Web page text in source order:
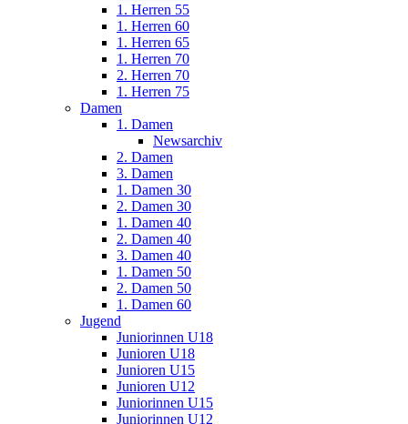
1. Herren 55
1. Herren 60
1. Herren 65
1. Herren 70
2. Herren 70
1. Herren 75
Damen
1. Damen
Newsarchiv
2. Damen
3. Damen
1. Damen 30
2. Damen 30
1. Damen 40
2. Damen 40
3. Damen 40
1. Damen 50
2. Damen 50
1. Damen 60
Jugend
Juniorinnen U18
Junioren U18
Junioren U15
Junioren U12
Juniorinnen U15
Juniorinnen U12